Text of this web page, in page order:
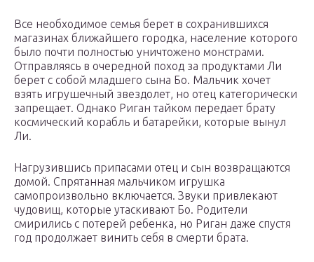
Все необходимое семья берет в сохранившихся
магазинах ближайшего городка, население которого
было почти полностью уничтожено монстрами.
Отправляясь в очередной поход за продуктами Ли
берет с собой младшего сына Бо. Мальчик хочет
взять игрушечный звездолет, но отец категорически
запрещает. Однако Риган тайком передает брату
космический корабль и батарейки, которые вынул
Ли.
Нагрузившись припасами отец и сын возвращаются
домой. Спрятанная мальчиком игрушка
самопроизвольно включается. Звуки привлекают
чудовищ, которые утаскивают Бо. Родители
смирились с потерей ребенка, но Риган даже спустя
год продолжает винить себя в смерти брата.